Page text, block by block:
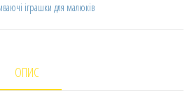
іграшки для малюків
ОПИС